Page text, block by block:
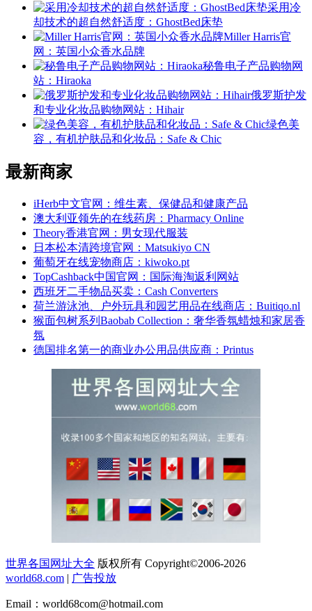
采用冷
却技术的超自然舒适度：GhostBed床垫
Miller Harris官
网：英国小众香水品牌
秘鲁电子产品购物网
站：Hiraoka
俄罗斯护发
和专业化妆品购物网站：Hihair
绿色美
容，有机护肤品和化妆品：Safe & Chic
最新商家
iHerb中文官网：维生素、保健品和健康产品
澳大利亚领先的在线药房：Pharmacy Online
Theory香港官网：男女现代服装
日本松本清跨境官网：Matsukiyo CN
葡萄牙在线宠物商店：kiwoko.pt
TopCashback中国官网：国际海淘返利网站
西班牙二手物品买卖：Cash Converters
荷兰游泳池、户外玩具和园艺用品在线商店：Buitiqo.nl
猴面包树系列Baobab Collection：奢华香氛蜡烛和家居香
氛
德国排名第一的商业办公用品供应商：Printus
世界各国网址大全 版权所有 Copyright©2006-2026
world68.com | 广告投放
Email：world68com@hotmail.com